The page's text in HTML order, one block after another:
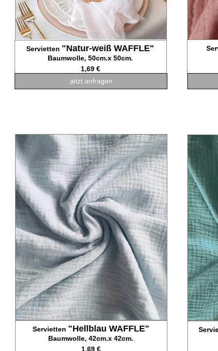
Servietten "Natur-weiß WAFFLE"
Baumwolle, 50cm.x 50cm.
1,69 €
jetzt anfragen
Servietten "Hellblau WAFFLE"
Baumwolle, 42cm.x 42cm.
1,69 €